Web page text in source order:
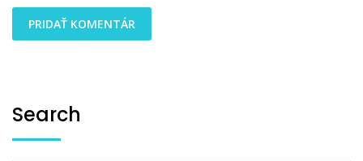
Search